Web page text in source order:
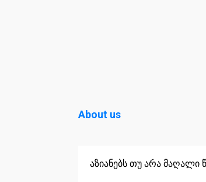
About us
აზიანებს თუ არა მაღალი